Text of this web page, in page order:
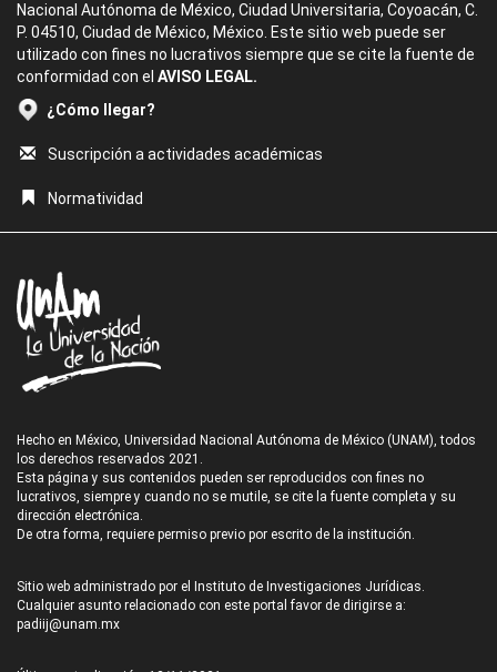
Nacional Autónoma de México, Ciudad Universitaria, Coyoacán, C.
P. 04510, Ciudad de México, México. Este sitio web puede ser
utilizado con fines no lucrativos siempre que se cite la fuente de
conformidad con el AVISO LEGAL.
¿Cómo llegar?
Suscripción a actividades académicas
Normatividad
Hecho en México, Universidad Nacional Autónoma de México (UNAM), todos
los derechos reservados 2021.
Esta página y sus contenidos pueden ser reproducidos con fines no
lucrativos, siempre y cuando no se mutile, se cite la fuente completa y su
dirección electrónica.
De otra forma, requiere permiso previo por escrito de la institución.
Sitio web administrado por el Instituto de Investigaciones Jurídicas.
Cualquier asunto relacionado con este portal favor de dirigirse a:
padiij@unam.mx